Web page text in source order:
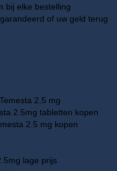
bij elke bestelling
of uw geld terug
2.5 mg
2.5mg tabletten kopen
2.5 mg kopen
lage prijs